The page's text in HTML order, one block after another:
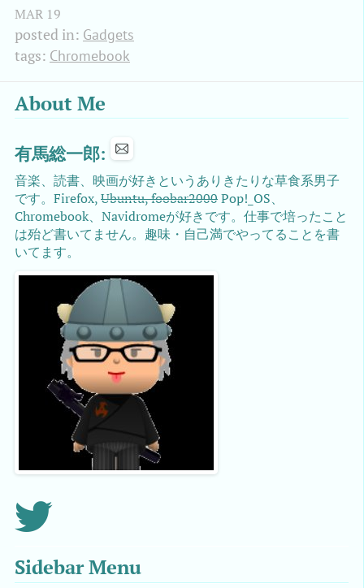
MAR 19
posted in: Gadgets
tags: Chromebook
About Me
有馬総一郎:
音楽、読書、映画が好きというありきたりな草食系男子
です。Firefox,Ubuntu, foobar2000Pop!_OS、
Chromebook、Navidromeが好きです。仕事で培ったこと
は殆ど書いてません。趣味・自己満でやってることを書
いてます。
Sidebar Menu